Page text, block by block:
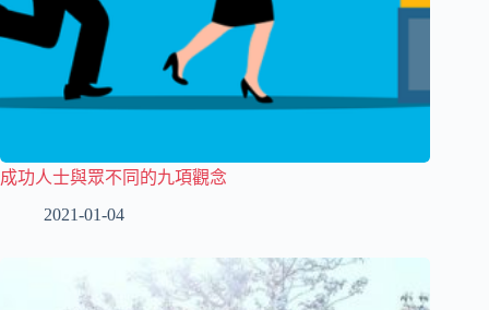
成功人士與眾不同的九項觀念
2021-01-04